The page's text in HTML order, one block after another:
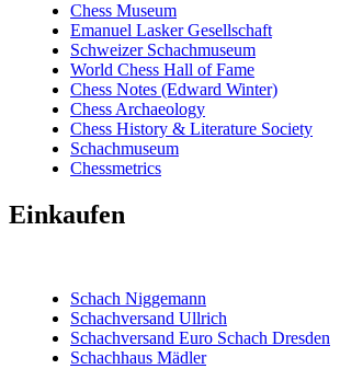
Chess Museum
Emanuel Lasker Gesellschaft
Schweizer Schachmuseum
World Chess Hall of Fame
Chess Notes (Edward Winter)
Chess Archaeology
Chess History & Literature Society
Schachmuseum
Chessmetrics
Einkaufen
Schach Niggemann
Schachversand Ullrich
Schachversand Euro Schach Dresden
Schachhaus Mädler